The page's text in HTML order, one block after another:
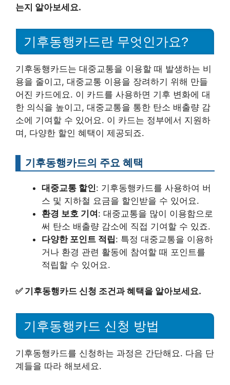
는지 알아보세요.
기후동행카드란 무엇인가요?
기후동행카드는 대중교통을 이용할 때 발생하는 비
용을 줄이고, 대중교통 이용을 장려하기 위해 만들
어진 카드에요. 이 카드를 사용하면 기후 변화에 대
한 의식을 높이고, 대중교통을 통한 탄소 배출량 감
소에 기여할 수 있어요. 이 카드는 정부에서 지원하
며, 다양한 할인 혜택이 제공되죠.
기후동행카드의 주요 혜택
대중교통 할인: 기후동행카드를 사용하여 버
스 및 지하철 요금을 할인받을 수 있어요.
환경 보호 기여 : 대중교통을 많이 이용함으로
써 탄소 배출량 감소에 직접 기여할 수 있죠.
다양한 포인트 적립: 특정 대중교통을 이용하
거나 환경 관련 활동에 참여할 때 포인트를
적립할 수 있어요.
✅ 기후동행카드 신청 조건과 혜택을 알아보세요.
기후동행카드 신청 방법
기후동행카드를 신청하는 과정은 간단해요. 다음 단
계들을 따라 해보세요.